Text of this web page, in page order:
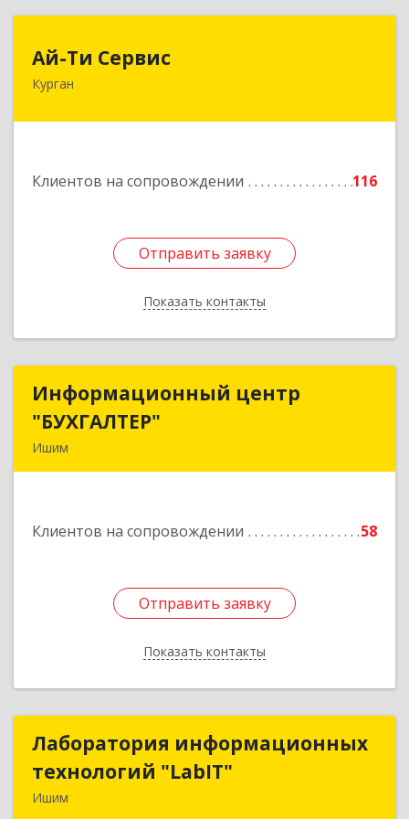
Ай-Ти Сервис
Курган
Клиентов на сопровождении 116
Отправить заявку
Показать контакты
Отправить заявку
Назад
Информационный центр
"БУХГАЛТЕР"
Ишим
Клиентов на сопровождении 58
Отправить заявку
Показать контакты
Информационный центр
Подробнее
Отправить заявку
Назад
Лаборатория информационных
технологий "LabIT"
Ишим
Лаборатория информационных
технологий "LabIT"